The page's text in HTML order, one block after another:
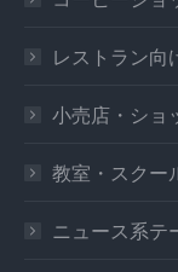
レストラン向
小売店・ショ
教室・スクー
ニュース系テ